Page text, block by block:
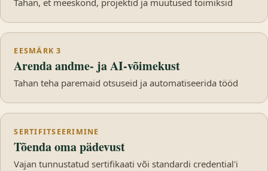
EESMÄRK 3
Arenda andme- ja AI-võimekust
Tahan teha paremaid otsuseid ja automatiseerida tööd
SERTIFITSEERIMINE
Tõenda oma pädevust
Vajan tunnustatud sertifikaati või standardi credential'i